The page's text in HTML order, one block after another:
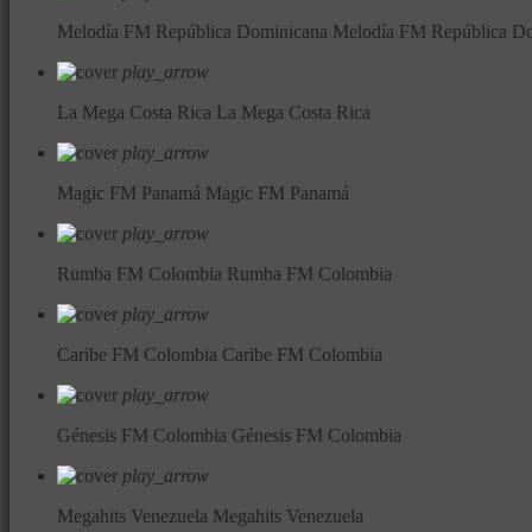
Melodía FM República Dominicana Melodía FM República
play_arrow
La Mega Costa Rica La Mega Costa Rica
play_arrow
Magic FM Panamá Magic FM Panamá
play_arrow
Rumba FM Colombia Rumba FM Colombia
play_arrow
Caribe FM Colombia Caribe FM Colombia
play_arrow
Génesis FM Colombia Génesis FM Colombia
play_arrow
Megahits Venezuela Megahits Venezuela